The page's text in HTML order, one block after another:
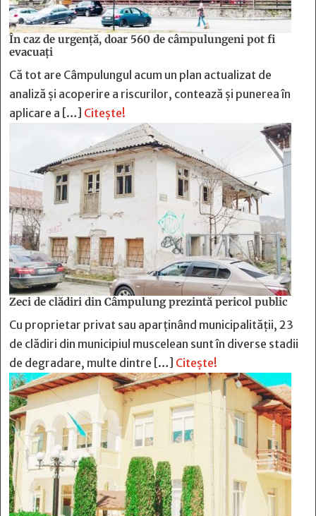
În caz de urgență, doar 560 de câmpulungeni pot fi
evacuați
Că tot are Câmpulungul acum un plan actualizat de
analiză și acoperire a riscurilor, contează și punerea în
aplicare a […] Citește!
Zeci de clădiri din Câmpulung prezintă pericol public
Cu proprietar privat sau aparținând municipalității, 23
de clădiri din municipiul muscelean sunt în diverse stadii
de degradare, multe dintre […] Citește!